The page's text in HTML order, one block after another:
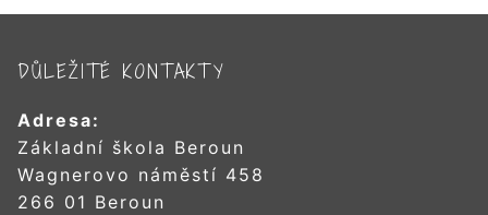
DŮLEŽITÉ KONTAKTY
Adresa:
Základní škola Beroun
Wagnerovo náměstí 458
266 01 Beroun